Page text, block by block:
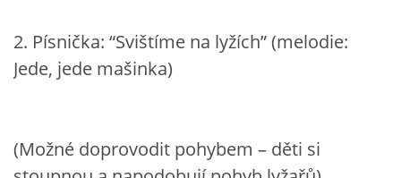
2. Písnička: “Svištíme na lyžích” (melodie:
Jede, jede mašinka)
(Možné doprovodit pohybem – děti si